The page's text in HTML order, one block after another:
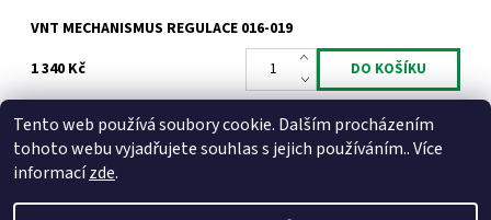
VNT MECHANISMUS REGULACE 016-019
1 340 Kč
Tento web používá soubory cookie. Dalším procházením
tohoto webu vyjadřujete souhlas s jejich používáním.. Více
informacízde.